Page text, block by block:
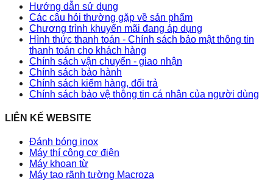
Hướng dẫn sử dụng
Các câu hỏi thường gặp về sản phẩm
Chương trình khuyến mãi đang áp dụng
Hình thức thanh toán - Chính sách bảo mật thông tin
thanh toán cho khách hàng
Chính sách vận chuyển - giao nhận
Chính sách bảo hành
Chính sách kiểm hàng, đổi trả
Chính sách bảo vệ thông tin cá nhân của người dùng
LIÊN KẾ WEBSITE
Đánh bóng inox
Máy thí công cơ điện
Máy khoan từ
Máy tạo rãnh tường Macroza